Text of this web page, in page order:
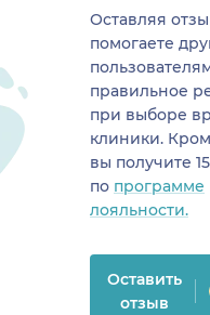
Оставляя
помогаете
правильное
при выборе
клиники.
вы получите
по программе
лояльности.
Оставить
отзыв